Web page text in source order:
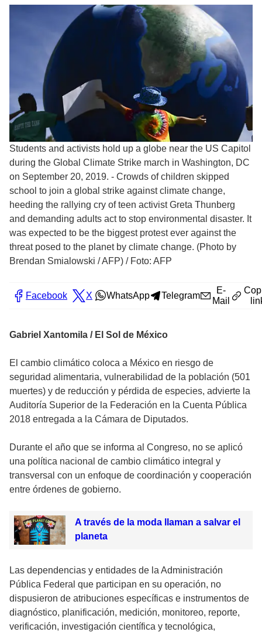
Students and activists hold up a globe near the US Capitol
during the Global Climate Strike march in Washington, DC
on September 20, 2019. - Crowds of children skipped
school to join a global strike against climate change,
heeding the rallying cry of teen activist Greta Thunberg
and demanding adults act to stop environmental disaster. It
was expected to be the biggest protest ever against the
threat posed to the planet by climate change. (Photo by
Brendan Smialowski / AFP) / Foto: AFP
Facebook X WhatsApp Telegram
E-
Mail
Gabriel Xantomila / El Sol de México
El cambio climático coloca a México en riesgo de
seguridad alimentaria, vulnerabilidad de la población (501
muertes) y de reducción y pérdida de especies, advierte la
Auditoría Superior de la Federación en la Cuenta Pública
2018 entregada a la Cámara de Diputados.
Durante el año que se informa al Congreso, no se aplicó
una política nacional de cambio climático integral y
transversal con un enfoque de coordinación y cooperación
entre órdenes de gobierno.
A través de la moda llaman a salvar el
planeta
Las dependencias y entidades de la Administración
Pública Federal que participan en su operación, no
dispusieron de atribuciones específicas e instrumentos de
diagnóstico, planificación, medición, monitoreo, reporte,
verificación, investigación científica y tecnológica,